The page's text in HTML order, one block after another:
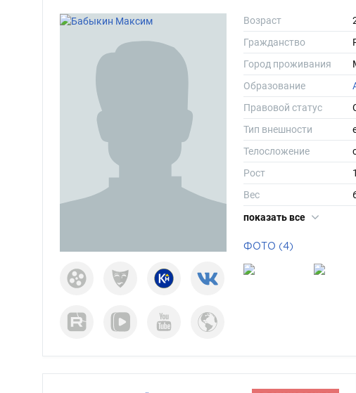
Возраст
Гражданство
Город проживания
Образование
Правовой статус
Тип внешности
Телосложение
Рост
Вес
Размер одежды
показать все
ФОТО (4)